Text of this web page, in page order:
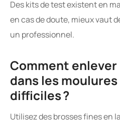
Des kits de test existent en
en cas de doute, mieux vaut
un professionnel.
Comment
dans les
difficiles ?
Utilisez des brosses fines en